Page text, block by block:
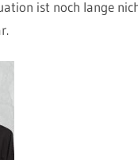
ist noch lange